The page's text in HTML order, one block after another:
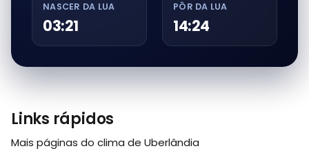
NASCER DA LUA
03:21
PÔR DA LUA
14:24
Links rápidos
Mais páginas do clima de Uberlândia